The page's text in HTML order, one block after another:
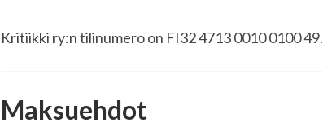
Kritiikki ry:n tilinumero on FI32 4713 0010 0100 49.
Maksuehdot